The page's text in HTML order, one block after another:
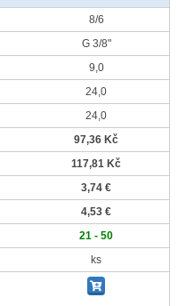
8/6
G 3/8"
9,0
24,0
24,0
97,36 Kč
117,81 Kč
3,74 €
4,53 €
21 - 50
ks